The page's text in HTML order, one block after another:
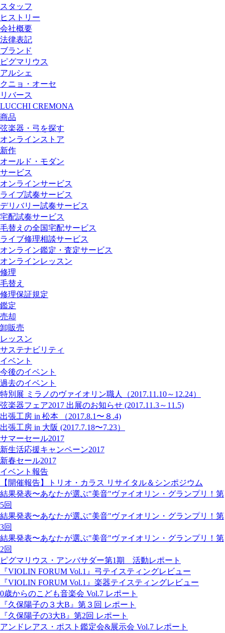
スタッフ
ヒストリー
会社概要
法律表記
ブランド
ピグマリウス
アルシェ
クニョ・オーセ
リバース
LUCCHI CREMONA
商品
弦楽器・弓を探す
オンラインストア
新作
オールド・モダン
サービス
オンラインサービス
ライブ試奏サービス
デリバリー試奏サービス
宅配試奏サービス
毛替えの全国宅配サービス
ライブ修理相談サービス
オンライン鑑定・査定サービス
オンラインレッスン
修理
毛替え
修理保証規定
鑑定
売却
卸販売
レッスン
サステナビリティ
イベント
今後のイベント
過去のイベント
特別展 ミラノのヴァイオリン職人（2017.11.10～12.24）
弦楽器フェア2017 出展のお知らせ (2017.11.3～11.5)
出張工房 in 松本 （2017.8.1〜８.4)
出張工房 in 大阪 (2017.7.18〜7.23）
サマーセール2017
新生活応援キャンペーン2017
新春セール2017
イベント報告
【開催報告】トリオ・カラス リサイタル＆シンポジウム
結果発表〜あなたが選ぶ"美音"ヴァイオリン・グランプリ！第
5回
結果発表〜あなたが選ぶ"美音"ヴァイオリン・グランプリ！第
3回
結果発表〜あなたが選ぶ"美音"ヴァイオリン・グランプリ！第
2回
ピグマリウス・アンバサダー第1期 活動レポート
『VIOLIN FORUM Vol.1』弓テイスティングレビュー
『VIOLIN FORUM Vol.1』楽器テイスティングレビュー
0歳からのこども音楽会 Vol.7 レポート
『久保陽子の３大B』第３回 レポート
『久保陽子の3大B』第2回 レポート
アンドレアス・ポスト鑑定会&展示会 Vol.7 レポート